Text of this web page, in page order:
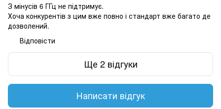
З мінусів 6 ГГц не підтримує.
Хоча конкурентів з цим вже повно і стандарт вже багато де
дозволений.
Відповісти
Ще 2 відгуки
Написати відгук